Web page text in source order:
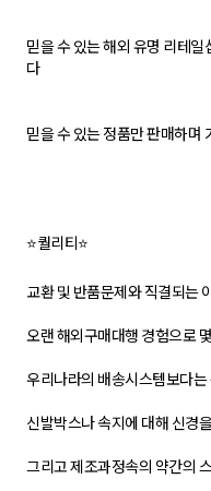
믿을 수 있는 해외 유명 리테
다
믿을 수 있는 정품만 판매하며
⭐퀄리티⭐
교환 및 반품문제와 직결되는
오랜 해외구매대행 경험으로
우리나라의 배송시스템보다
신발박스나 속지에 대해 신경
그리고 제조과정속의 약간의